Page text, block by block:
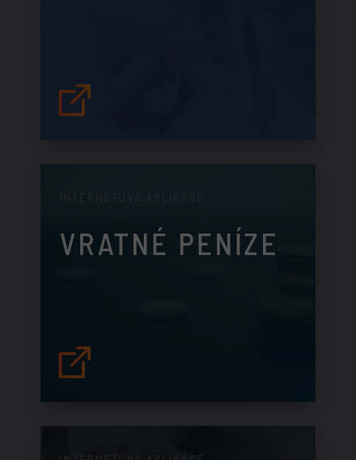
INTERNETOVÁ APLIKACE
VRATNÉ PENÍZE